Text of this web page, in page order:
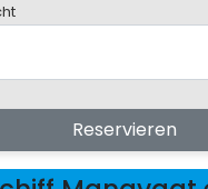
Reservieren